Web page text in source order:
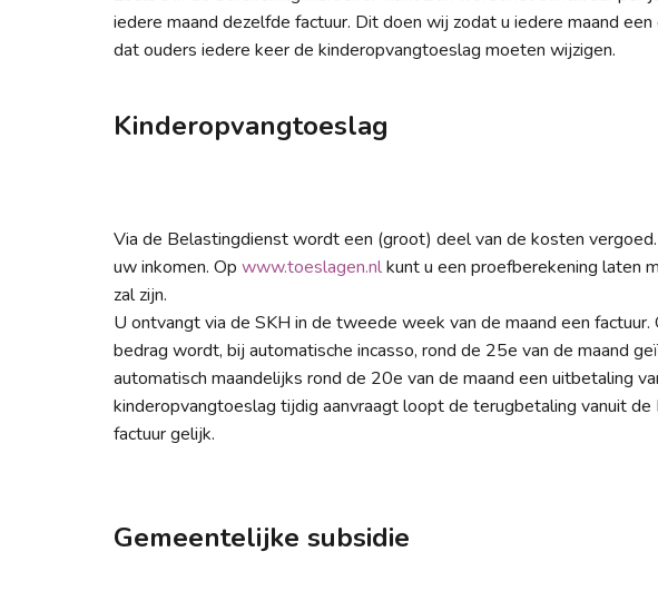
iedere maand dezelfde factuur. Dit doen wij zodat u iedere maand
dat ouders iedere keer de kinderopvangtoeslag moeten wijzigen.
Kinderopvangtoeslag
Via de Belastingdienst wordt een (groot) deel van de kosten
uw inkomen. Op www.toeslagen.nlkunt u een proefberekening laten
zal zijn.
U ontvangt via de SKH in de tweede week van de maand een
bedrag wordt, bij automatische incasso, rond de 25e van de maand
automatisch maandelijks rond de 20e van de maand een uitbetaling
kinderopvangtoeslag tijdig aanvraagt loopt de terugbetaling vanuit
factuur gelijk.
Gemeentelijke subsidie